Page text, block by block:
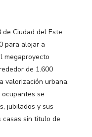
de Ciudad del Este
para alojar a
megaproyecto
de 1.600
valorización urbana.
se
jubilados y sus
casas sin título de